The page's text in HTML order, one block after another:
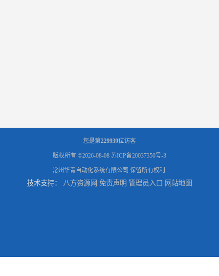
您是第229939位访客
版权所有 ©2026-08-08 苏ICP备20037350号-3
常州华青自动化系统有限公司 保留所有权利.
技术支持： 八方资源网 免责声明 管理员入口 网站地图